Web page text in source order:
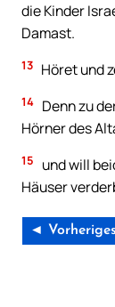
die Kinder
Damast.
13 Höret und
14 Denn zu
Hörner des
15
und will
Häuser
◄